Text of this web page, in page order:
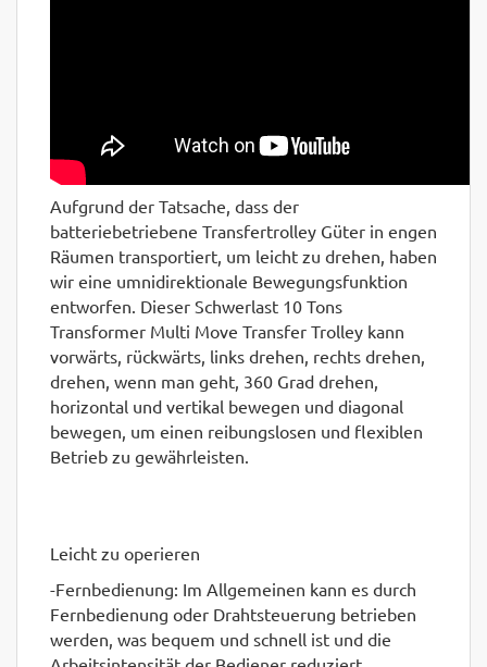
Aufgrund der Tatsache, dass der
batteriebetriebene Transfertrolley Güter in engen
Räumen transportiert, um leicht zu drehen, haben
wir eine umnidirektionale Bewegungsfunktion
entworfen. Dieser Schwerlast 10 Tons
Transformer Multi Move Transfer Trolley kann
vorwärts, rückwärts, links drehen, rechts drehen,
drehen, wenn man geht, 360 Grad drehen,
horizontal und vertikal bewegen und diagonal
bewegen, um einen reibungslosen und flexiblen
Betrieb zu gewährleisten.
Leicht zu operieren
-Fernbedienung: Im Allgemeinen kann es durch
Fernbedienung oder Drahtsteuerung betrieben
werden, was bequem und schnell ist und die